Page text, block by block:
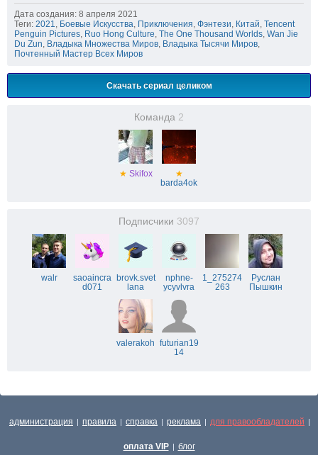
Дата создания: 8 апреля 2021
Теги: 2021, Боевые Искусства, Приключения, Фэнтези, Китай, Tencent
Penguin Pictures, Ruo Hong Culture, The One Thousand Worlds, Wan Jie
Du Zun, Владыка Множества Миров, Владыка Тысячи Миров,
Почтенный Мастер Всех Миров
Скачать сериал целиком
Команда 2
★ Skifox
★
barda4ok
Подписчики 3097
walr
saoaincra
d071
brovk.svet
lana
nphne-
ycyvlvra
1_275274
263
Руслан
Пышкин
valerakoh futurian19
14
администрация | правила | справка | реклама | для правообладателей |
оплата VIP | блог